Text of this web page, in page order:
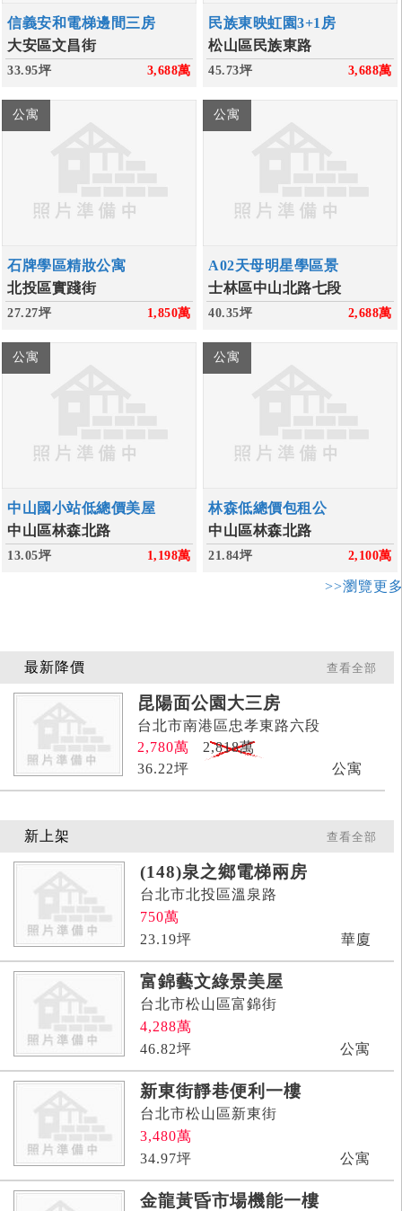
信義安和電梯邊間三房
大安區文昌街
33.95坪 3,688萬
民族東映虹園3+1房
松山區民族東路
45.73坪 3,688萬
公寓
石牌學區精妝公寓
北投區實踐街
27.27坪 1,850萬
公寓
A02天母明星學區景
士林區中山北路七段
40.35坪 2,688萬
公寓
中山國小站低總價美屋
中山區林森北路
13.05坪 1,198萬
公寓
林森低總價包租公
中山區林森北路
21.84坪 2,100萬
>>瀏覽更
最新降價 查看全部
昆陽面公園大三房
台北市南港區忠孝東路六段
2,780萬
2,818萬
36.22坪 公寓
新上架 查看全部
(148)泉之鄉電梯兩房
台北市北投區溫泉路
750萬
23.19坪 華廈
富錦藝文綠景美屋
台北市松山區富錦街
4,288萬
46.82坪 公寓
新東街靜巷便利一樓
台北市松山區新東街
3,480萬
34.97坪 公寓
金龍黃昏市場機能一樓